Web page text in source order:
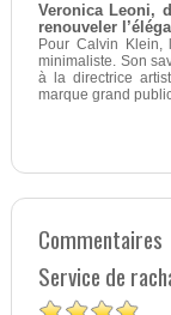
Veronica Leoni,
renouveler
Pour Calvin Klein,
minimaliste. Son
à la directrice
marque grand
Commentaires
Service de